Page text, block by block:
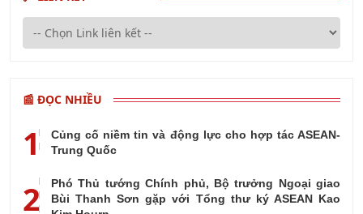
📰 ĐỌC NHIỀU
1
Củng cố niềm tin và động lực cho hợp tác ASEAN-
Trung Quốc
2
Phó Thủ tướng Chính phủ, Bộ trưởng Ngoại giao
Bùi Thanh Sơn gặp với Tổng thư ký ASEAN Kao